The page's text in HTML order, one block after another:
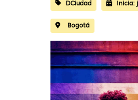
DCiudad Inicia:
Bogotá